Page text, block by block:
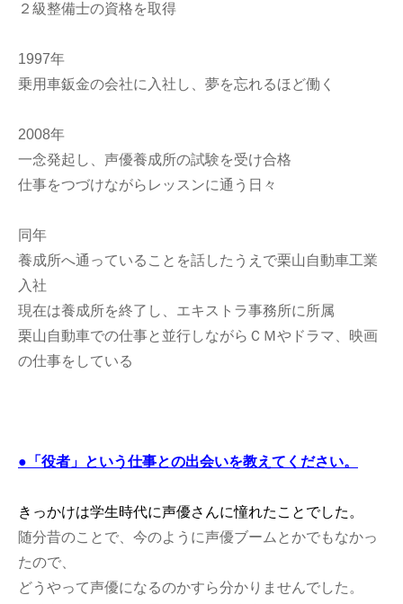
２級整備士の資格を取得
1997年
乗用車鈑金の会社に入社し、夢を忘れるほど働く
2008年
一念発起し、声優養成所の試験を受け合格
仕事をつづけながらレッスンに通う日々
同年
養成所へ通っていることを話したうえで栗山自動車工業
入社
現在は養成所を終了し、エキストラ事務所に所属
栗山自動車での仕事と並行しながらＣＭやドラマ、映画
の仕事をしている
●「役者」という仕事との出会いを教えてください。
きっかけは学生時代に声優さんに憧れたことでした。
随分昔のことで、今のように声優ブームとかでもなかっ
たので、
どうやって声優になるのかすら分かりませんでした。